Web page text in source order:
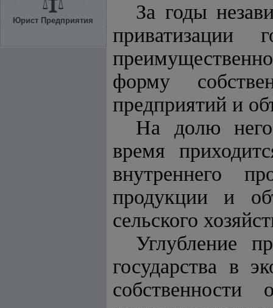
Юрист Предприятия
За годы
приватизации
форму
предприятий и
На долю
время
внутреннего
продукции и
сельского
Углубление
государства в